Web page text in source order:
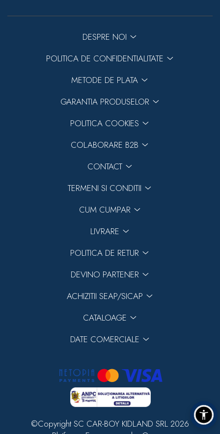
DESPRE NOI
POLITICA DE CONFIDENTIALITATE
METODE DE PLATA
GARANTIA PRODUSELOR
POLITICA COOKIES
COLABORARE B2B
CONTACT
TERMENI SI CONDITII
CUM CUMPAR
LIVRARE
POLITICA DE RETUR
DEVINO PARTENER
ACHIZITII SEAP/SICAP
CATALOAGE
DATE COMERCIALE
©Copyright SC CAR-BOY KIDLAND SRL 2026